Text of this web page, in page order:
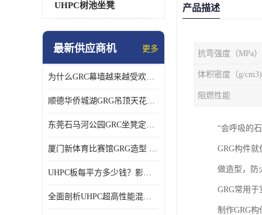
UHPC树池坐凳
最新供应商机 更多
为什么GRC幕墙越来越受欢迎？一起来了解GRC幕墙
顺德华侨城湖GRG吊顶天花GRG材料定制厂家饰纪上品
东莞石马河公园GRC坐凳定制选择广东饰纪上品GRC构件厂家
厦门新体育比赛馆GRG造型 GRG材料 广东GRG厂家
UHPC板每平方多少钱？影响价格的关键因素解析
全面剖析UHPC超高性能混凝土：优势显著，劣势何在？
产品描述
抗弯强度（MPa）
体积密度（g/cm3)
阻燃性能
‌“会呼吸的
GRG构件
做造型，防
GRG常用
制作GRG